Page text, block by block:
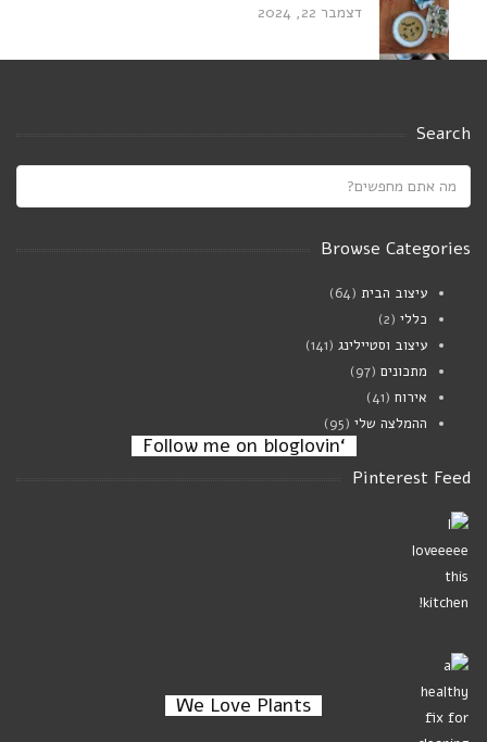
דצמבר 22, 2024
Saucy white beans on toast
מרק פטריות וגריסי פנינה
‘Follow me on bloglovin
We Love Plants
Search
Browse Categories
עיצוב הבית (64)
כללי (2)
עיצוב וסטיילינג (141)
מתכונים (97)
אירוח (41)
ההמלצה שלי (95)
Pinterest Feed